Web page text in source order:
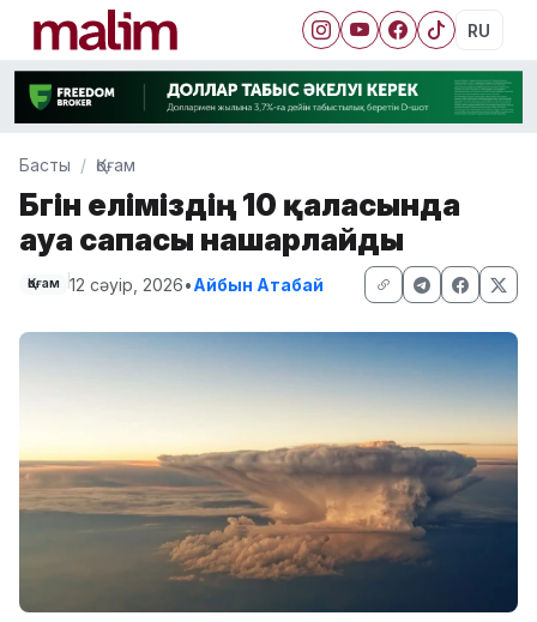
RU
Басты Қоғам
Бүгін еліміздің 10 қаласында
ауа сапасы нашарлайды
Қоғам 12 сәуір, 2026•Айбын Атабай